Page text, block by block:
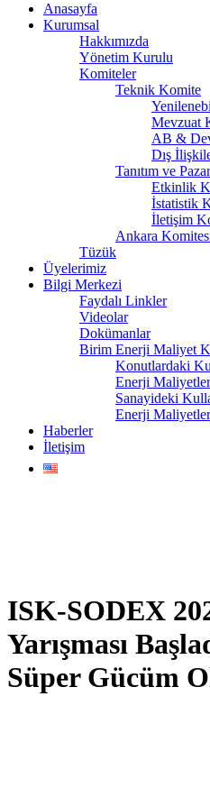
Anasayfa
Kurumsal
Hakkımızda
Yönetim Kurulu
Komiteler
Teknik Komite
Mevzuat
AB &
Dış
Tanıtım ve
Etkinlik
İstatistik
İletişim
Ankara
Tüzük
Üyelerimiz
Bilgi Merkezi
Faydalı Linkler
Videolar
Dokümanlar
Birim Enerji Maliyet
Konutlardaki
Enerji
Sanayideki
Enerji
Haberler
İletişim
ISK-SODEX
Yarışması
Süper Gücüm